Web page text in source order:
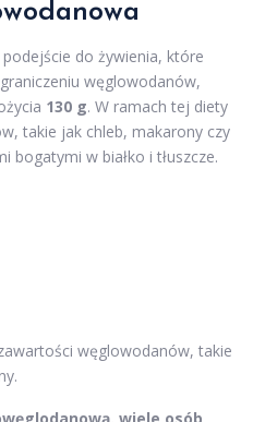
do żywienia, które
węglowodanów,
130 g. W ramach tej diety
takie jak chleb, makarony czy
bogatymi w białko i tłuszcze.
węglowodanów, takie
wiele osób